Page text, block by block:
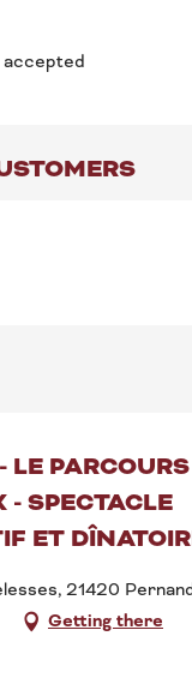
accepted
LE
- SPECTACLE
ET
21420
Getting there